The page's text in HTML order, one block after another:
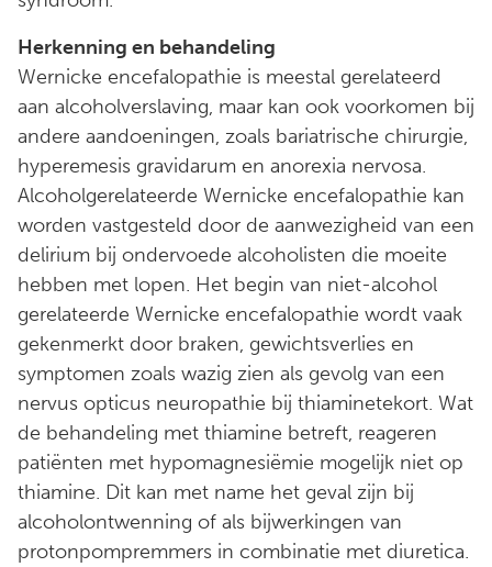
Herkenning en behandeling
Wernicke encefalopathie is meestal gerelateerd
aan alcoholverslaving, maar kan ook voorkomen bij
andere aandoeningen, zoals bariatrische chirurgie,
hyperemesis gravidarum en anorexia nervosa.
Alcoholgerelateerde Wernicke encefalopathie kan
worden vastgesteld door de aanwezigheid van een
delirium bij ondervoede alcoholisten die moeite
hebben met lopen. Het begin van niet-alcohol
gerelateerde Wernicke encefalopathie wordt vaak
gekenmerkt door braken, gewichtsverlies en
symptomen zoals wazig zien als gevolg van een
nervus opticus neuropathie bij thiaminetekort. Wat
de behandeling met thiamine betreft, reageren
patiënten met hypomagnesiëmie mogelijk niet op
thiamine. Dit kan met name het geval zijn bij
alcoholontwenning of als bijwerkingen van
protonpompremmers in combinatie met diuretica.